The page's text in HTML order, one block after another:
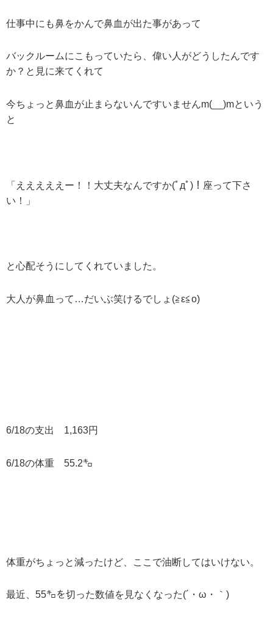
仕事中にも鼻をかんで鼻血が出た事があって
バックルームにこもっていたら、偉い人がどうしたんです
か？と見に来てくれて
今ちょっと鼻血が止まらないんですいませんm(__)mという
と
「えええええー！！大丈夫なんですか(ﾟдﾟ)！座って下さ
い！」
と心配そうにしてくれていました。
大人が鼻血って…だいぶ笑けるでしょ(≧ε≦o)
6/18の支出 1,163円
6/18の体重 55.2㌔
体重がちょっと減ったけど、ここで油断してはいけない。
最近、55㌔を切った数値を見なくなった(´・ω・｀)